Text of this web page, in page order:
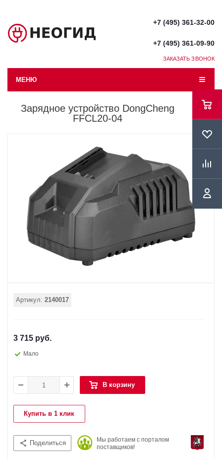
+7 (495) 361-32-00
+7 (495) 361-09-90
ЗАКАЗАТЬ ЗВОНОК
МЕНЮ
Зарядное устройство DongCheng
FFCL20-04
Артикул: 2140017
3 715 руб.
Мало
В корзину
Купить в 1 клик
Поделиться
Мы работаем с порталом
поставщиков!